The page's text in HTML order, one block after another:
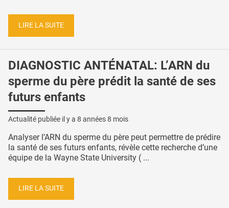
LIRE LA SUITE
DIAGNOSTIC ANTÉNATAL: L’ARN du
sperme du père prédit la santé de ses
futurs enfants
Actualité publiée il y a 8 années 8 mois
Analyser l’ARN du sperme du père peut permettre de prédire
la santé de ses futurs enfants, révèle cette recherche d’une
équipe de la Wayne State University ( ...
LIRE LA SUITE